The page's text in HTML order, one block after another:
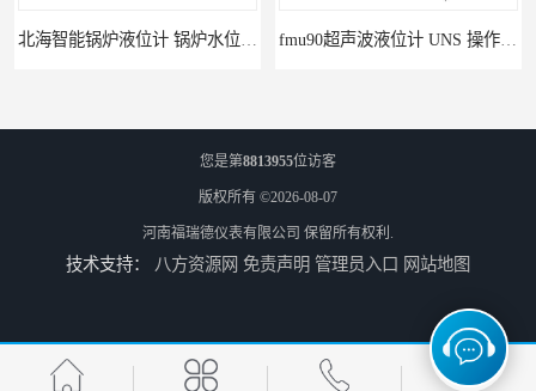
北海智能锅炉液位计 锅炉水位计厂商 自动适应自动校准 fmu90超声波液位计 UNS 操作简单
FMP43 润滑油雷达液位计 能够提供定制服务 云南高加智能锅炉汽包液位计 窑头窑尾液位计
您是第8813955位访客
版权所有 ©2026-08-07
河南福瑞德仪表有限公司 保留所有权利.
技术支持： 八方资源网 免责声明 管理员入口 网站地图